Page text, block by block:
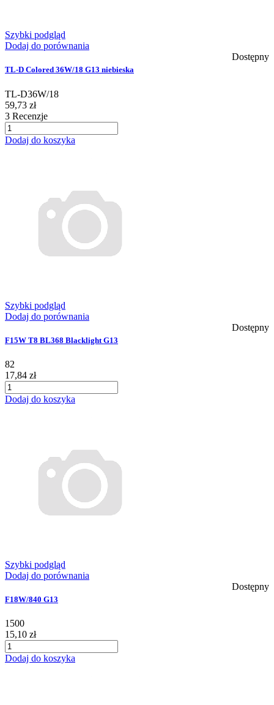
Szybki podgląd
Dodaj do porównania
Dostępny
TL-D Colored 36W/18 G13 niebieska
TL-D36W/18
59,73 zł
3 Recenzje
Dodaj do koszyka
Szybki podgląd
Dodaj do porównania
Dostępny
F15W T8 BL368 Blacklight G13
82
17,84 zł
Dodaj do koszyka
Szybki podgląd
Dodaj do porównania
Dostępny
F18W/840 G13
1500
15,10 zł
Dodaj do koszyka